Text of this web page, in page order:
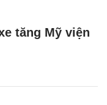
tăng Mỹ viện